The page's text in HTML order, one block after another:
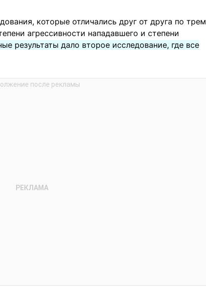
которые отличались друг от друга по трем
агрессивности нападавшего и степени
результаты дало второе исследование, где все